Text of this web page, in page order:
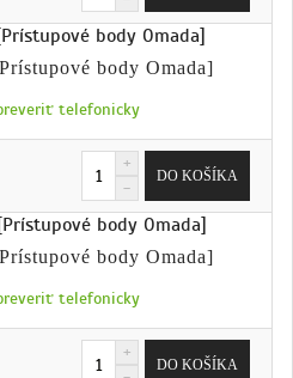
body Omada]
telefonicky
body Omada]
telefonicky